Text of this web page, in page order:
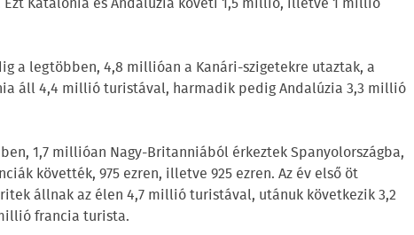
a legtöbben, 4,8 millióan a Kanári-szigetekre utaztak, a
áll 4,4 millió turistával, harmadik pedig Andalúzia 3,3 millió
1,7 millióan Nagy-Britanniából érkeztek Spanyolországba,
követték, 975 ezren, illetve 925 ezren. Az év első öt
állnak az élen 4,7 millió turistával, utánuk következik 3,2
francia turista.